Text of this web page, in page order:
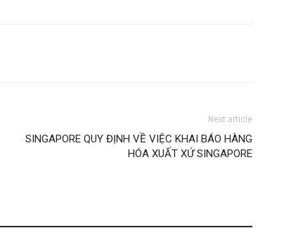
Next article
SINGAPORE QUY ĐỊNH VỀ VIỆC KHAI BÁO HÀNG
HÓA XUẤT XỨ SINGAPORE